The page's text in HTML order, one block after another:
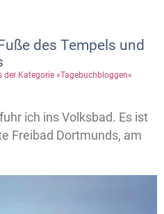
des Tempels und
der Kategorie »Tagebuchbloggen«
ich ins Volksbad. Es ist
Freibad Dortmunds, am